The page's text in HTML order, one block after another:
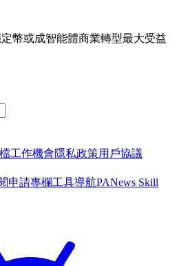
幣或成智能體商業轉型最大受益
工作機會隱私政策用戶協議
申請專欄工具導航PANews Skill